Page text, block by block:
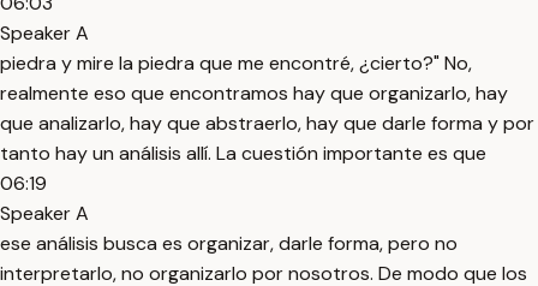
Speaker A
piedra y mire la piedra que me encontré, ¿cierto?" No,
realmente eso que encontramos hay que organizarlo, hay
que analizarlo, hay que abstraerlo, hay que darle forma y por
tanto hay un análisis allí. La cuestión importante es que
06:19
Speaker A
ese análisis busca es organizar, darle forma, pero no
interpretarlo, no organizarlo por nosotros. De modo que los